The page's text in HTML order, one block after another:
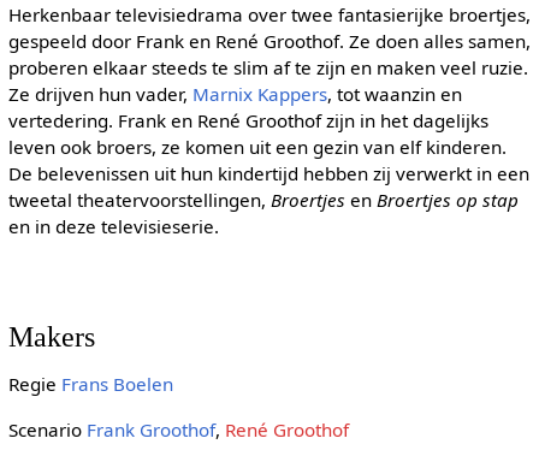
Herkenbaar televisiedrama over twee fantasierijke broertjes,
gespeeld door Frank en René Groothof. Ze doen alles samen,
proberen elkaar steeds te slim af te zijn en maken veel ruzie.
Ze drijven hun vader, Marnix Kappers, tot waanzin en
vertedering. Frank en René Groothof zijn in het dagelijks
leven ook broers, ze komen uit een gezin van elf kinderen.
De belevenissen uit hun kindertijd hebben zij verwerkt in een
tweetal theatervoorstellingen, Broertjes en Broertjes op stap
en in deze televisieserie.
Makers
Regie Frans Boelen
Scenario Frank Groothof, René Groothof